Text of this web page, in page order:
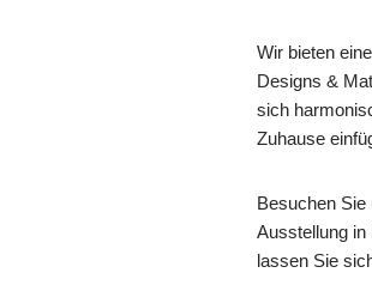
Wir bieten
Designs &
sich
Zuhause
Besuchen Sie
Ausstellung in
lassen Sie